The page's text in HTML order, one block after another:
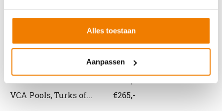
Alles toestaan
Aanpassen
VCA andere taal
Prijs
VCA Pools, Turks of...
€265,-